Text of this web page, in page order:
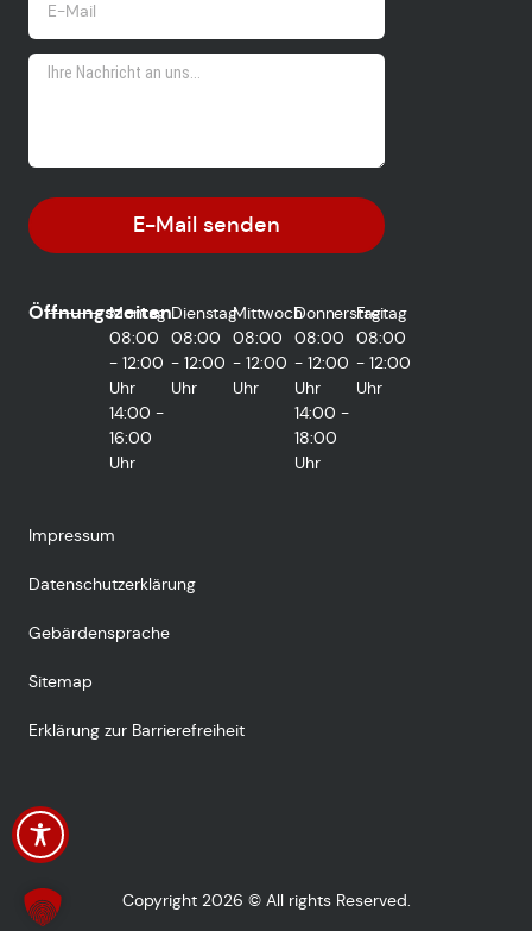
E-Mail senden
Öffnungszeiten
Montag
08:00
- 12:00
Uhr
14:00 -
16:00
Uhr
Dienstag
08:00
- 12:00
Uhr
Mittwoch
08:00
- 12:00
Uhr
Donnerstag
08:00
- 12:00
Uhr
14:00 -
18:00
Uhr
Freitag
08:00
- 12:00
Uhr
Impressum
Datenschutzerklärung
Gebärdensprache
Sitemap
Erklärung zur Barrierefreiheit
Copyright 2026 © All rights Reserved.